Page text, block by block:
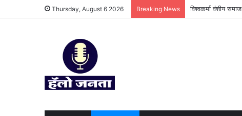
Thursday, August 6 2026 Breaking News विश्वकर्मा वंशीय